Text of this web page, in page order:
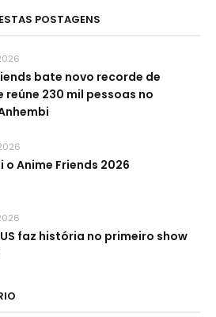
POSTAGENS
bate novo recorde de
reúne 230 mil pessoas no
o Anime Friends 2026
faz história no primeiro show